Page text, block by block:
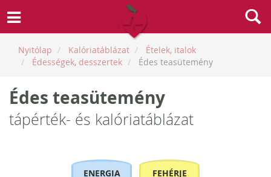
Nyitólap Kalóriatáblázat
Ételek, italok
Édességek, desszertek
Édes teasütemény
Édes teasütemény
tápérték- és kalóriatáblázat
ENERGIA
FEHÉRJE